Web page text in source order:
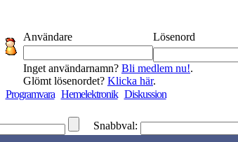
Användare
Lösenord
Inget användarnamn? Bli medlem nu!.
Glömt lösenordet? Klicka här.
Programvara Hemelektronik Diskussion
Snabbval: